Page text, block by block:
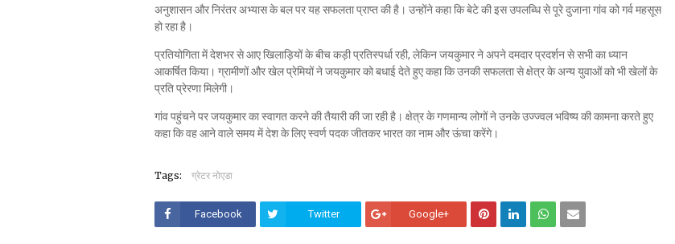
अनुशासन और निरंतर अभ्यास के बल पर यह सफलता प्राप्त की है। उन्होंने कहा कि बेटे की इस उपलब्धि से पूरे दुजाना गांव को गर्व महसूस
हो रहा है।
प्रतियोगिता में देशभर से आए खिलाड़ियों के बीच कड़ी प्रतिस्पर्धा रही, लेकिन जयकुमार ने अपने दमदार प्रदर्शन से सभी का ध्यान
आकर्षित किया। ग्रामीणों और खेल प्रेमियों ने जयकुमार को बधाई देते हुए कहा कि उनकी सफलता से क्षेत्र के अन्य युवाओं को भी खेलों के
प्रति प्रेरणा मिलेगी।
गांव पहुंचने पर जयकुमार का स्वागत करने की तैयारी की जा रही है। क्षेत्र के गणमान्य लोगों ने उनके उज्ज्वल भविष्य की कामना करते हुए
कहा कि वह आने वाले समय में देश के लिए स्वर्ण पदक जीतकर भारत का नाम और ऊंचा करेंगे।
Tags: ग्रेटर नोएडा
Facebook Twitter Google+